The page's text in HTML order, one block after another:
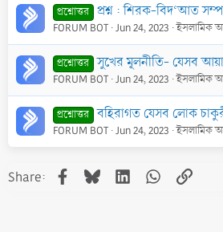
প্রশ্নোত্তর প্রশ্ন : শিরক-বিদ‘আত সম্পর্কে জানা সত্ত্বেও যেসব সমাজ প্রধানগণ উক্ত কাজে
FORUM BOT Jun 24, 2023 ইসলামিক
প্রশ্নোত্তর সুখের মূলনীতি- যেসব
FORUM BOT Jun 24, 2023 ইসলামিক
প্রশ্নোত্তর বহিরাগত যেসব লোক চাকুরী বা পড়াশুনা বা অন্য কোন কারণে মক্কা
FORUM BOT Jun 24, 2023 ইসলামিক
Share: Facebook
BlueskyLinkedInWhatsApp
Link